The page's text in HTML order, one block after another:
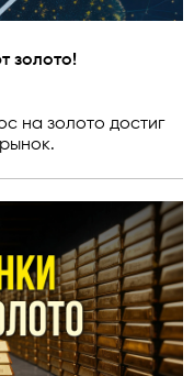
золото!
на золото достиг